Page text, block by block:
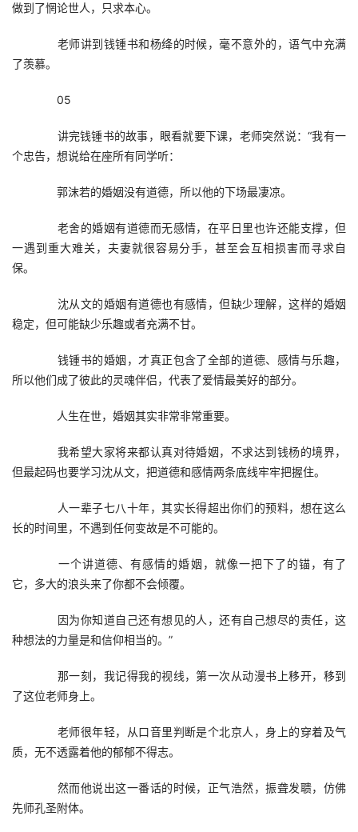
做到了惘论世人，只求本心。
老师讲到钱锺书和杨绛的时候，毫不意外的，语气中充满
了羡慕。
05
讲完钱锺书的故事，眼看就要下课，老师突然说：“我有一
个忠告，想说给在座所有同学听：
郭沫若的婚姻没有道德，所以他的下场最凄凉。
老舍的婚姻有道德而无感情，在平日里也许还能支撑，但
一遇到重大难关，夫妻就很容易分手，甚至会互相损害而寻求自
保。
沈从文的婚姻有道德也有感情，但缺少理解，这样的婚姻
稳定，但可能缺少乐趣或者充满不甘。
钱锺书的婚姻，才真正包含了全部的道德、感情与乐趣，
所以他们成了彼此的灵魂伴侣，代表了爱情最美好的部分。
人生在世，婚姻其实非常非常重要。
我希望大家将来都认真对待婚姻，不求达到钱杨的境界，
但最起码也要学习沈从文，把道德和感情两条底线牢牢把握住。
人一辈子七八十年，其实长得超出你们的预料，想在这么
长的时间里，不遇到任何变故是不可能的。
一个讲道德、有感情的婚姻，就像一把下了的锚，有了
它，多大的浪头来了你都不会倾覆。
因为你知道自己还有想见的人，还有自己想尽的责任，这
种想法的力量是和信仰相当的。”
那一刻，我记得我的视线，第一次从动漫书上移开，移到
了这位老师身上。
老师很年轻，从口音里判断是个北京人，身上的穿着及气
质，无不透露着他的郁郁不得志。
然而他说出这一番话的时候，正气浩然，振聋发聩，仿佛
先师孔圣附体。